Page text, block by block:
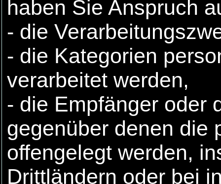
haben Sie Anspruch
- die
- die Kategorien
verarbeitet werden,
- die Empfänger oder
gegenüber denen die
offengelegt werden,
Drittländern oder bei